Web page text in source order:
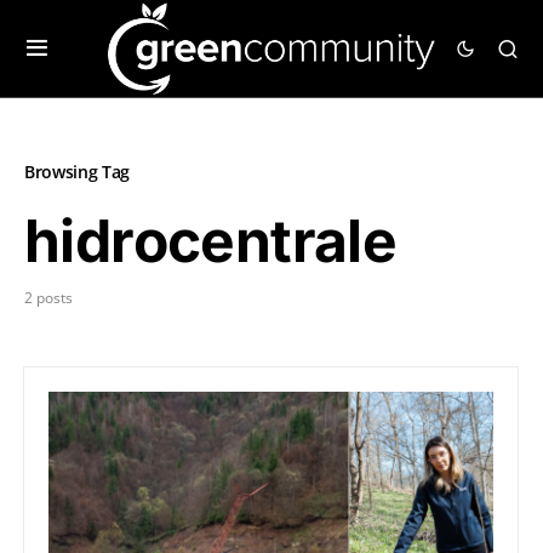
Browsing Tag
hidrocentrale
2 posts